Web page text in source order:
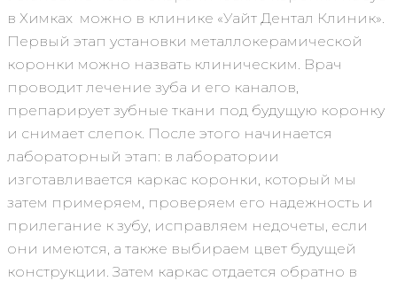
в Химках можно в клинике «Уайт Дентал Клиник».
Первый этап установки металлокерамической
коронки можно назвать клиническим. Врач
проводит лечение зуба и его каналов,
препарирует зубные ткани под будущую коронку
и снимает слепок. После этого начинается
лабораторный этап: в лаборатории
изготавливается каркас коронки, который мы
затем примеряем, проверяем его надежность и
прилегание к зубу, исправляем недочеты, если
они имеются, а также выбираем цвет будущей
конструкции. Затем каркас отдается обратно в